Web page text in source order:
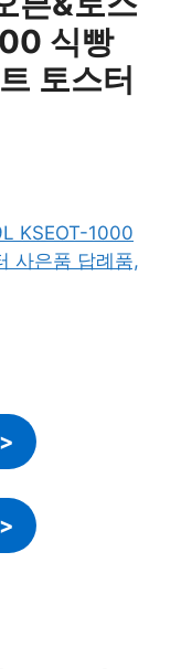
식빵
토스터
>
>